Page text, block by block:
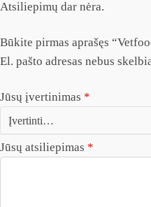
Atsiliepimų dar nėra.
Būkite pirmas aprašęs
El. pašto adresas nebus
Jūsų įvertinimas *
Jūsų atsiliepimas *